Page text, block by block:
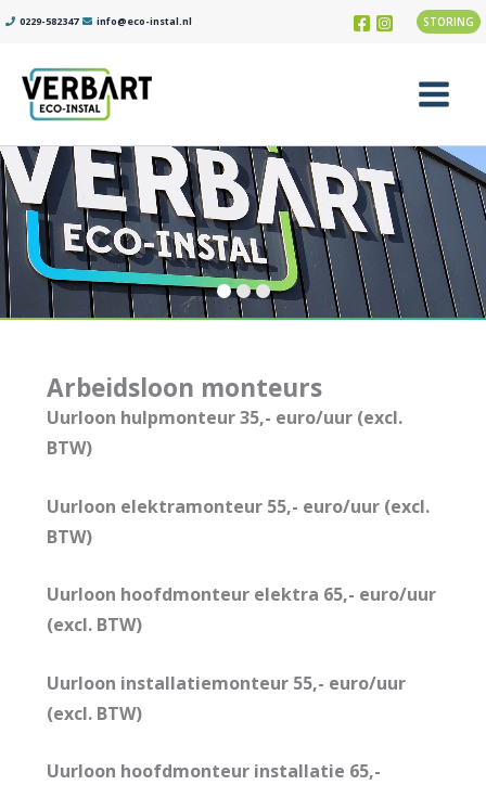
Ga
inhoud
0229-582347 info@eco-instal.nl STORING
Main
Menu
Arbeidsloon monteurs
Uurloon hulpmonteur 35,- euro/uur (excl.
BTW)
Uurloon elektramonteur 55,- euro/uur (excl.
BTW)
Uurloon hoofdmonteur elektra 65,- euro/uur
(excl. BTW)
Uurloon installatiemonteur 55,- euro/uur
(excl. BTW)
Uurloon hoofdmonteur installatie 65,-